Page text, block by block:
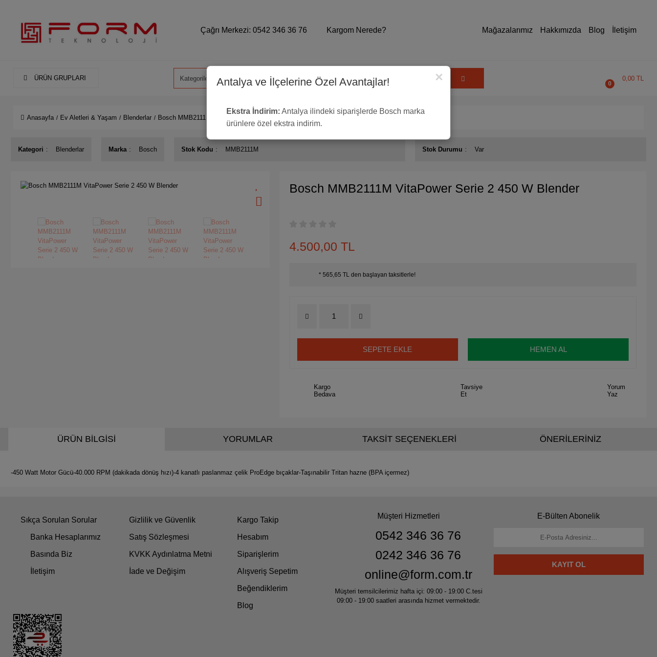
Çağrı Merkezi: 0542 346 36 76 Kargom Nerede? Mağazalarımız Hakkımızda Blog İletişim
ÜRÜN GRUPLARI
0
0,00 TL
Anasayfa Ev Aletleri & Yaşam Blenderlar Bosch MMB2111M VitaPower Serie 2 450 W Blender
Kategori Blenderlar Marka Bosch Stok Kodu MMB2111M Stok Durumu Var
Bosch MMB2111M VitaPower Serie 2 450 W Blender
4.500,00 TL
* 565,65 TL den başlayan taksitlerle!
SEPETE EKLE HEMEN AL
Kargo
Bedava
Tavsiye
Et
Yorum
Yaz
ÜRÜN BİLGİSİ
-450 Watt Motor Gücü-40.000 RPM (dakikada dönüş hızı)-4 kanatlı paslanmaz çelik ProEdge bıçaklar-Taşınabilir Tritan hazne (BPA içermez)
YORUMLAR TAKSİT SEÇENEKLERİ ÖNERİLERİNİZ
Sıkça Sorulan Sorular
Banka Hesaplarımız
Basında Biz
İletişim
Gizlilik ve Güvenlik
Satış Sözleşmesi
KVKK Aydınlatma Metni
İade ve Değişim
Kargo Takip
Hesabım
Siparişlerim
Alışveriş Sepetim
Beğendiklerim
Blog
Müşteri Hizmetleri
0542 346 36 76
0242 346 36 76
online@form.com.tr
Müşteri temsilcilerimiz hafta içi: 09:00 - 19:00 C.tesi
09:00 - 19:00 saatleri arasında hizmet vermektedir.
E-Bülten Abonelik
KAYIT OL
×
Antalya ve İlçelerine Özel Avantajlar!
Ekstra İndirim: Antalya ilindeki siparişlerde Bosch marka
ürünlere özel ekstra indirim.